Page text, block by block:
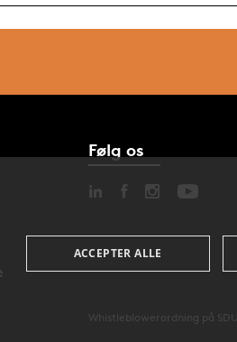
Følg os
Whistleblowerordning på SDU
ACCEPTER ALLE